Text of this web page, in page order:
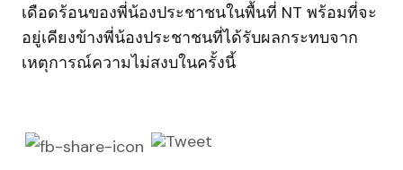
เดือดร้อนของพี่น้องประชาชนในพื้นที่ NT พร้อมที่จะ
อยู่เคียงข้างพี่น้องประชาชนที่ได้รับผลกระทบจาก
เหตุการณ์ความไม่สงบในครั้งนี้